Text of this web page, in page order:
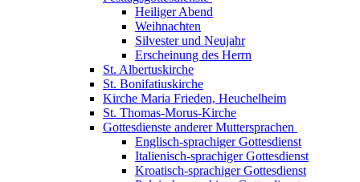
Heiliger Abend
Weihnachten
Silvester und Neujahr
Erscheinung des Herrn
St. Albertuskirche
St. Bonifatiuskirche
Kirche Maria Frieden, Heuchelheim
St. Thomas-Morus-Kirche
Gottesdienste anderer Muttersprachen
Englisch-sprachiger Gottesdienst
Italienisch-sprachiger Gottesdienst
Kroatisch-sprachiger Gottesdienst